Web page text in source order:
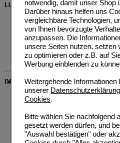
notwendig, damit unser Shop
Darüber hinaus helfen uns
vergleichbare Technologien,
von Ihnen bevorzugte
anzupassen. Die
unsere Seiten nutzen, setzen
zu optimieren oder z.B. auf
Werbung einblenden zu
Weitergehende Informationen
unserer Datenschutzerklärung
Cookies.
Bitte wählen Sie nachfolgend
gesetzt werden dürfen, und
"Auswahl bestätigen" oder
LL VITAMIN D3 forte Kapseln
APOZEN VERTRIEBS
GmbH
19794540
60St Kapseln
IMMUN KOMPLEX Vitamin
Casida GmbH
18907195